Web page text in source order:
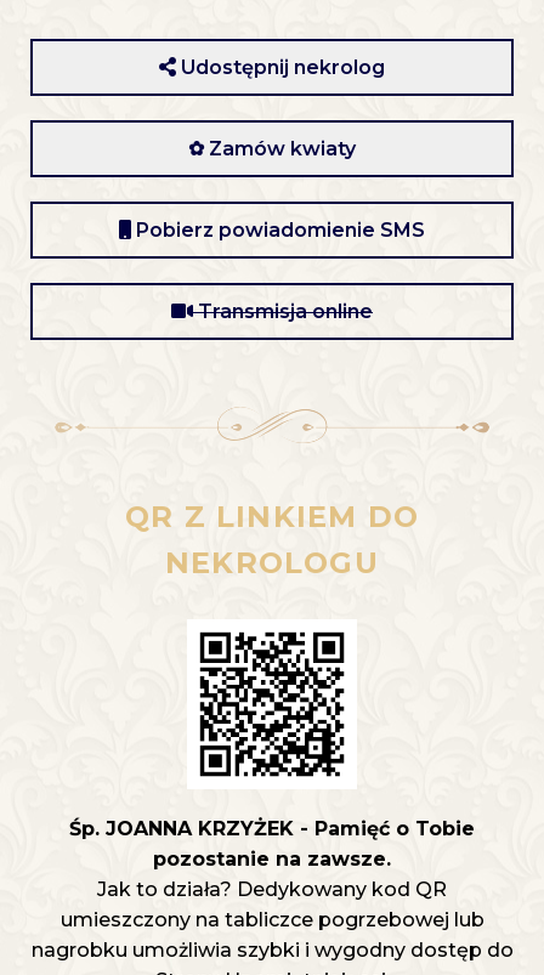
Udostępnij nekrolog
✿ Zamów kwiaty
Pobierz powiadomienie SMS
Transmisja online
QR Z LINKIEM DO
NEKROLOGU
Śp. JOANNA KRZYŻEK - Pamięć o Tobie
pozostanie na zawsze.
Jak to działa? Dedykowany kod QR
umieszczony na tabliczce pogrzebowej lub
nagrobku umożliwia szybki i wygodny dostęp do